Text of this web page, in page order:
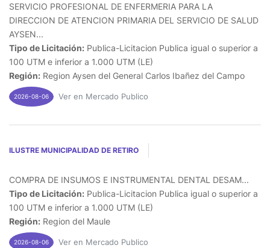
SERVICIO PROFESIONAL DE ENFERMERIA PARA LA
DIRECCION DE ATENCION PRIMARIA DEL SERVICIO DE SALUD
AYSEN...
Tipo de Licitación: Publica-Licitacion Publica igual o superior a
100 UTM e inferior a 1.000 UTM (LE)
Región: Region Aysen del General Carlos Ibañez del Campo
2026-08-06 Ver en Mercado Publico
ILUSTRE MUNICIPALIDAD DE RETIRO
COMPRA DE INSUMOS E INSTRUMENTAL DENTAL DESAM...
Tipo de Licitación: Publica-Licitacion Publica igual o superior a
100 UTM e inferior a 1.000 UTM (LE)
Región: Region del Maule
2026-08-06 Ver en Mercado Publico